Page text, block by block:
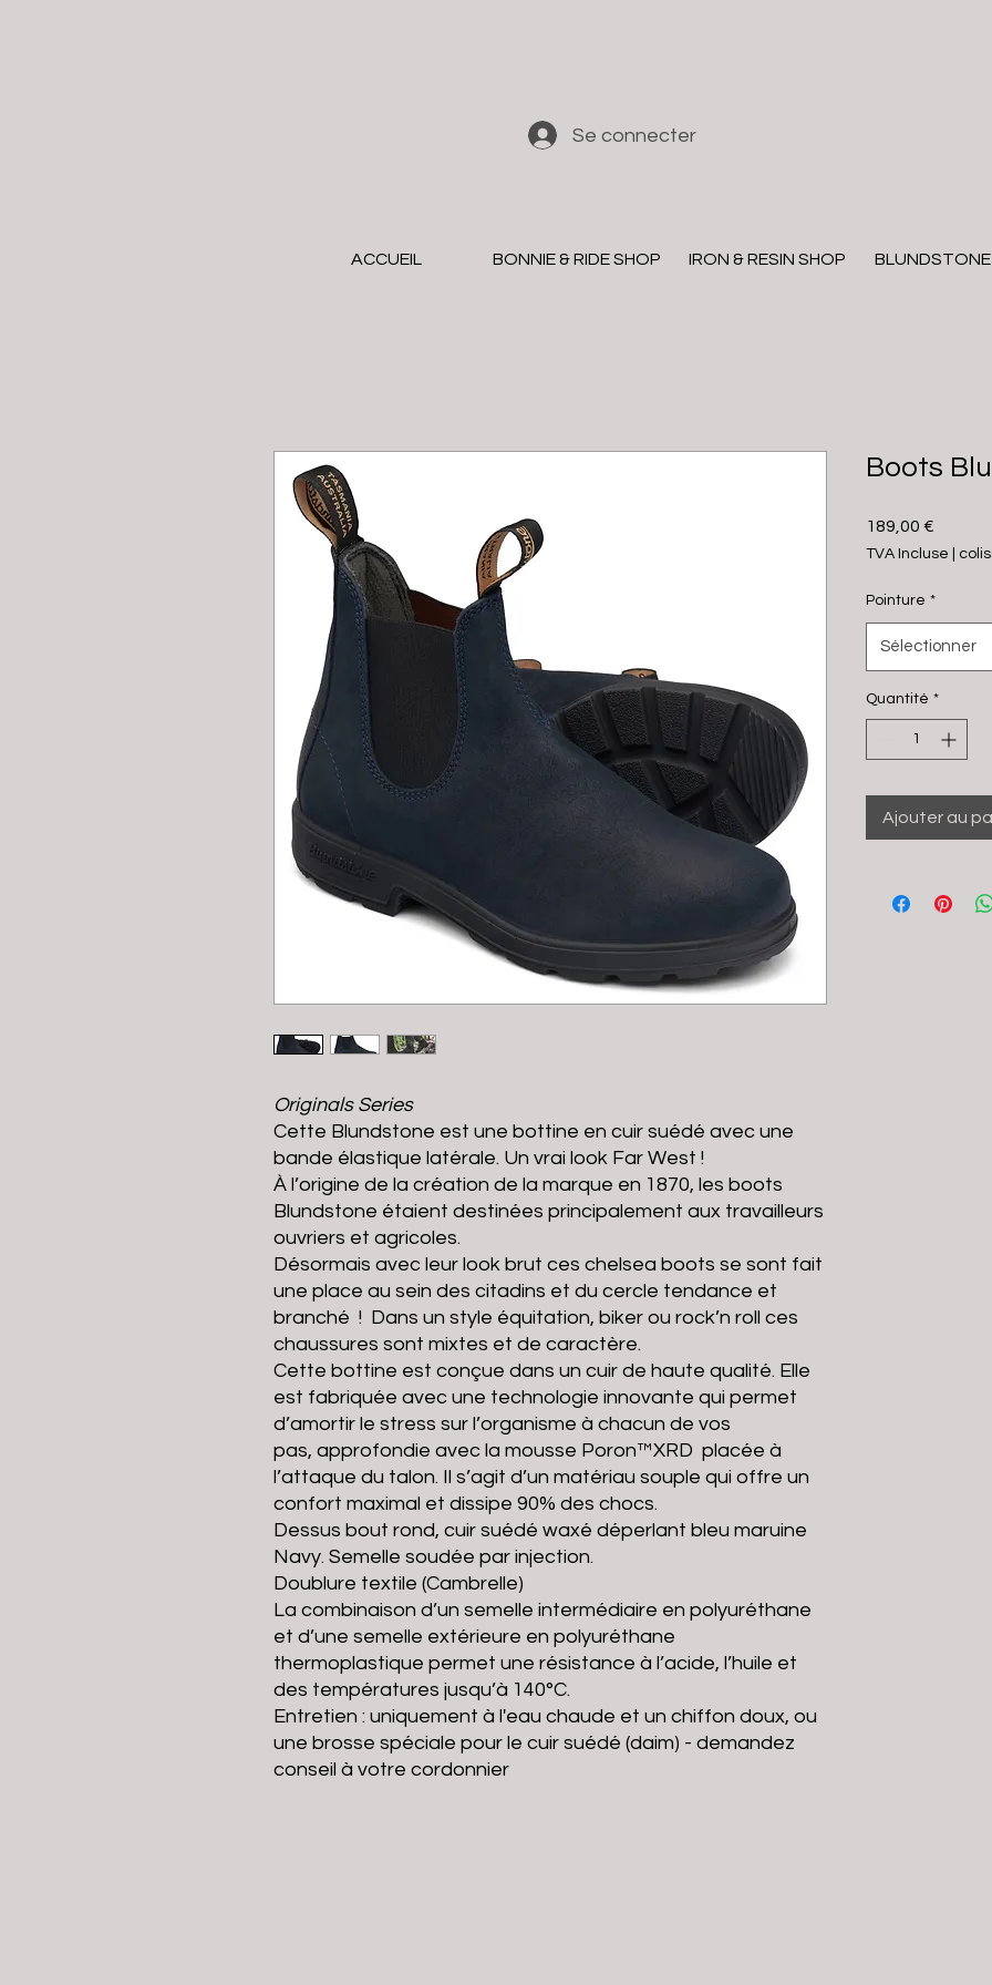
Se connecter
ACCUEIL BONNIE & RIDE SHOP IRON & RESIN SHOP
Originals Series
Cette Blundstone est une bottine en cuir suédé avec une
bande élastique latérale. Un vrai look Far West !
À l’origine de la création de la marque en 1870, les boots
Blundstone étaient destinées principalement aux travailleurs
ouvriers et agricoles.
Désormais avec leur look brut ces chelsea boots se sont fait
une place au sein des citadins et du cercle tendance et
branché ! Dans un style équitation, biker ou rock’n roll ces
chaussures sont mixtes et de caractère.
Cette bottine est conçue dans un cuir de haute qualité. Elle
est fabriquée avec une technologie innovante qui permet
d’amortir le stress sur l’organisme à chacun de vos
pas, approfondie avec la mousse Poron™XRD placée à
l’attaque du talon. Il s’agit d’un matériau souple qui offre un
confort maximal et dissipe 90% des chocs.
Dessus bout rond, cuir suédé waxé déperlant bleu maruine
Navy. Semelle soudée par injection.
Doublure textile (Cambrelle)
La combinaison d’un semelle intermédiaire en polyuréthane
et d’une semelle extérieure en polyuréthane
thermoplastique permet une résistance à l’acide, l’huile et
des températures jusqu’à 140°C.
Entretien : uniquement à l'eau chaude et un chiffon doux, ou
une brosse spéciale pour le cuir suédé (daim) - demandez
conseil à votre cordonnier
Boots
189,00 €
TVA Incluse
Pointure *
Sélectionner
Quantité *
Ajouter au